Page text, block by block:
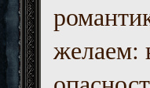
желаем: